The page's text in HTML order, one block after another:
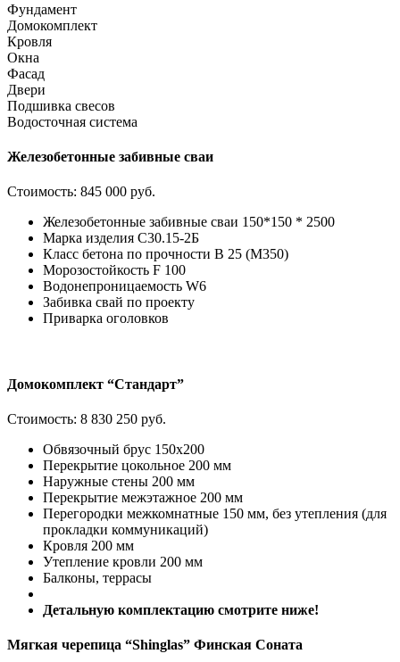
Фундамент
Домокомплект
Кровля
Окна
Фасад
Двери
Подшивка свесов
Водосточная система
Железобетонные забивные сваи
Стоимость: 845 000 руб.
Железобетонные забивные сваи 150*150 * 2500
Марка изделия С30.15-2Б
Класс бетона по прочности В 25 (М350)
Морозостойкость F 100
Водонепроницаемость W6
Забивка свай по проекту
Приварка оголовков
Домокомплект “Стандарт”
Стоимость: 8 830 250 руб.
Обвязочный брус 150х200
Перекрытие цокольное 200 мм
Наружные стены 200 мм
Перекрытие межэтажное 200 мм
Перегородки межкомнатные 150 мм, без утепления (для
прокладки коммуникаций)
Кровля 200 мм
Утепление кровли 200 мм
Балконы, террасы
Детальную комплектацию смотрите ниже!
Мягкая черепица “Shinglas” Финская Соната